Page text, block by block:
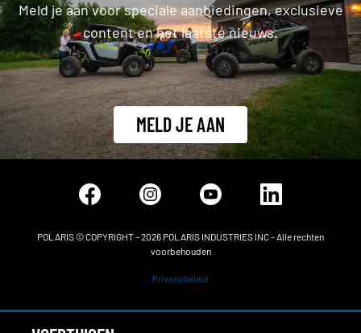
Meld je aan voor speciale aanbiedingen, exclusieve
content en het laatste nieuws.
MELD JE AAN
POLARIS © COPYRIGHT – 2026 POLARIS INDUSTRIES INC – Alle rechten
voorbehouden
Privacybeleid